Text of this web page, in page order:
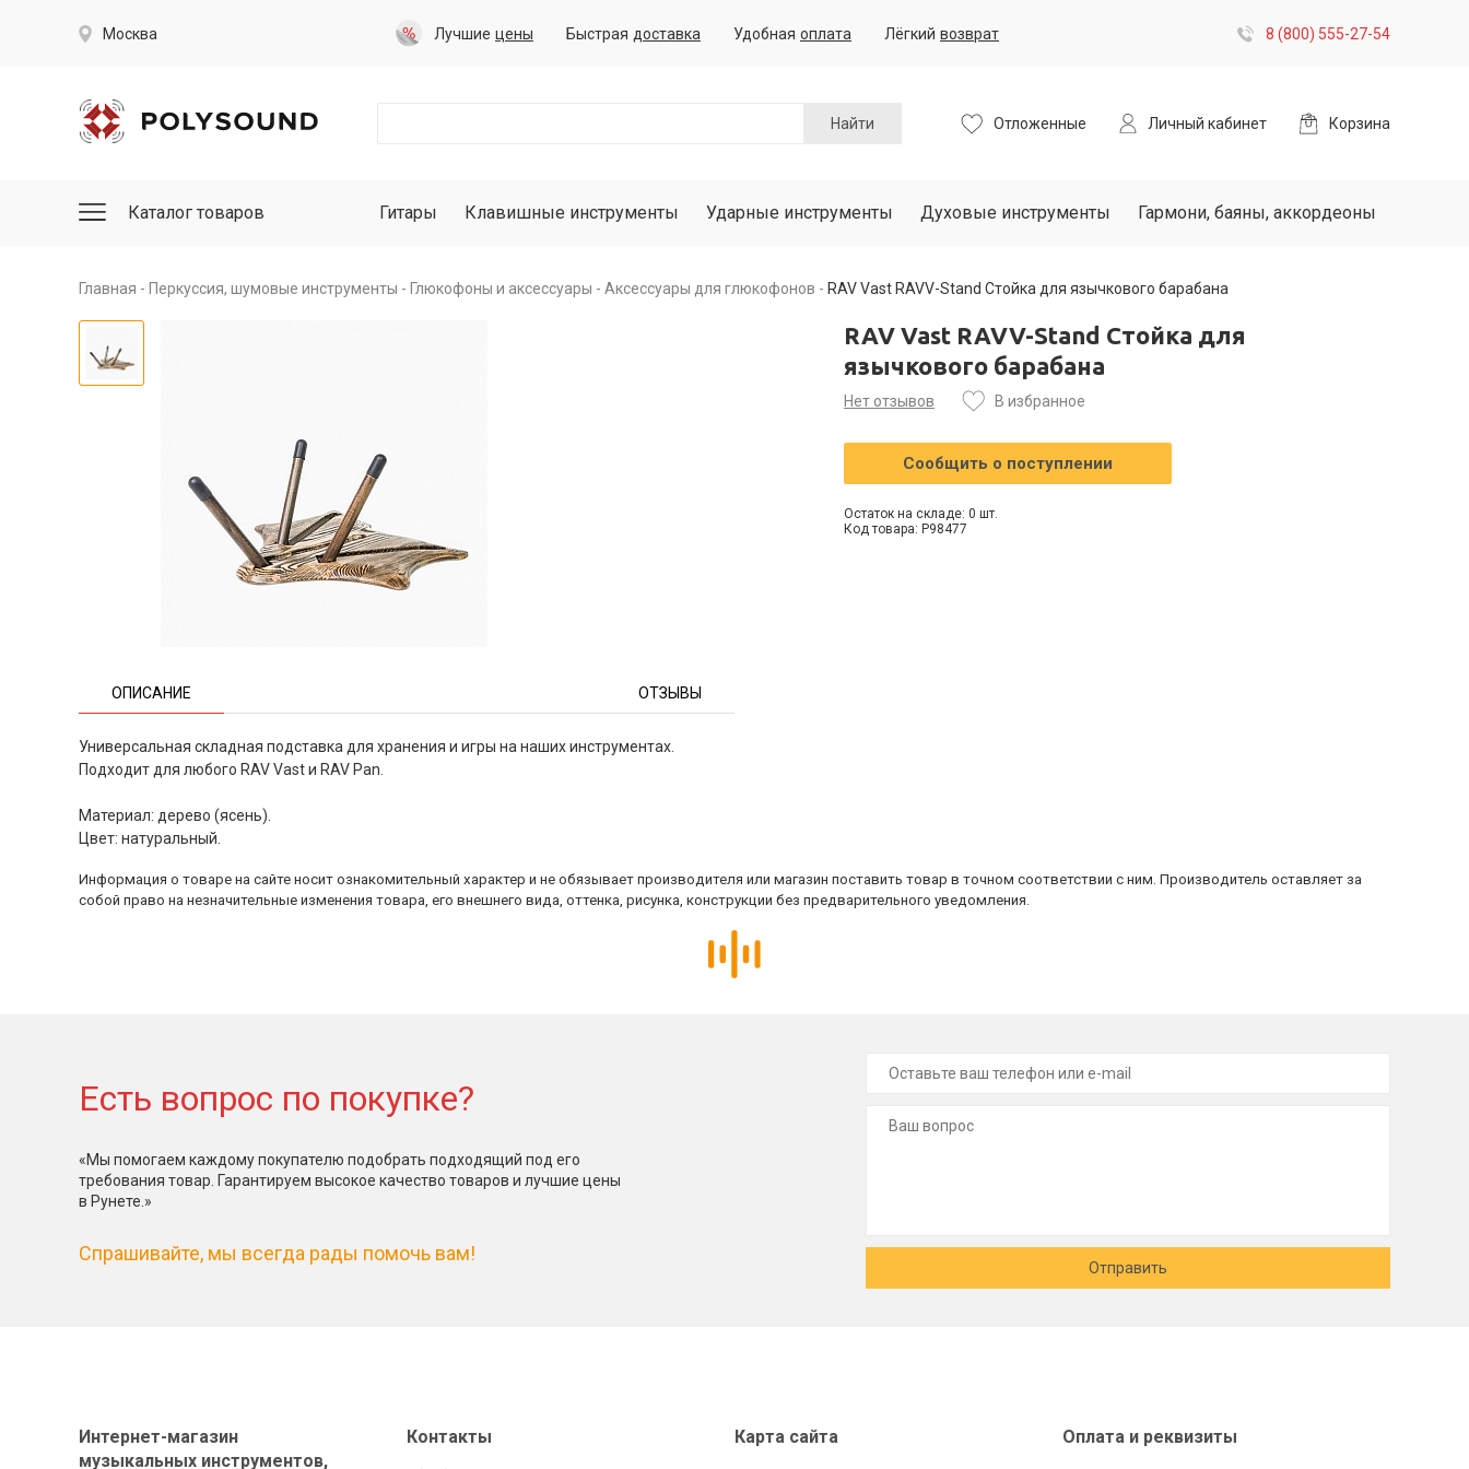
Москва Лучшие цены Быстрая доставка Удобная оплата Лёгкий возврат 8 (800) 555-27-54
Найти Отложенные Личный кабинет Корзина
Каталог товаров Гитары Клавишные инструменты Ударные инструменты Духовые инструменты Гармони, баяны, аккордеоны
Главная Перкуссия, шумовые инструменты Глюкофоны и аксессуары Аксессуары для глюкофонов RAV Vast RAVV-Stand Стойка для язычкового барабана
ОПИСАНИЕ ОТЗЫВЫ
Универсальная складная подставка для хранения и игры на наших инструментах.
Подходит для любого RAV Vast и RAV Pan.
Материал: дерево (ясень).
Цвет: натуральный.
RAV Vast RAVV-Stand Стойка для
язычкового барабана
Нет отзывов В избранное
Сообщить о поступлении
Остаток на складе: 0 шт.
Код товара: P98477
Информация о товаре на сайте носит ознакомительный характер и не обязывает производителя или магазин поставить товар в точном соответствии с ним. Производитель оставляет за
собой право на незначительные изменения товара, его внешнего вида, оттенка, рисунка, конструкции без предварительного уведомления.
Есть вопрос по покупке?
«Мы помогаем каждому покупателю подобрать подходящий под его
требования товар. Гарантируем высокое качество товаров и лучшие цены
в Рунете.»
Спрашивайте, мы всегда рады помочь вам!
Отправить
Интернет-магазин
музыкальных инструментов,
Контакты Карта сайта Оплата и реквизиты